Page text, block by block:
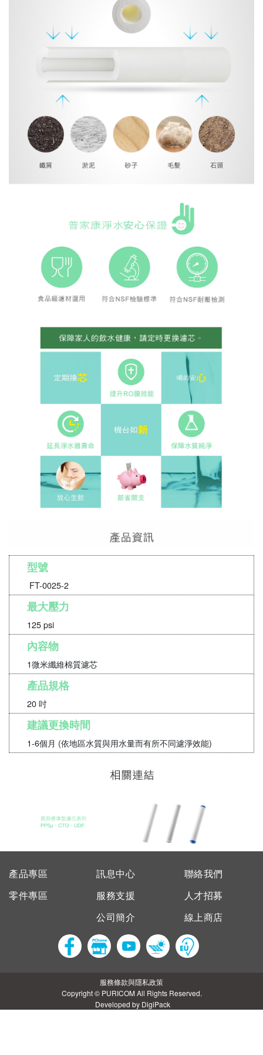
型號
FT-0025-2
最大壓力
125 psi
內容物
1微米纖維棉質濾芯
產品規格
20 吋
建議更換時間
1-6個月 (依地區水質與用水量而有所不同濾淨效能)
產品專區
零件專區
訊息中心
服務支援
公司簡介
聯絡我們
人才招募
線上商店
服務條款與隱私政策
Copyright © PURICOM All Rights Reserved.
Developed by DigiPack